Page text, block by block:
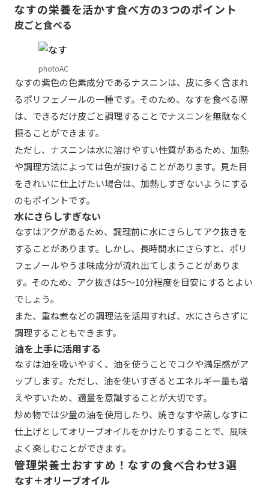
なすの栄養を活かす食べ方の3つのポイント
皮ごと食べる
photoAC
なすの紫色の色素成分であるナスニンは、皮に多く含まれ
るポリフェノールの一種です。そのため、なすを食べる際
は、できるだけ皮ごと調理することでナスニンを無駄なく
摂ることができます。
ただし、ナスニンは水に溶けやすい性質があるため、加熱
や調理方法によっては色が抜けることがあります。見た目
をきれいに仕上げたい場合は、加熱しすぎないようにする
のもポイントです。
水にさらしすぎない
なすはアクがあるため、調理前に水にさらしてアク抜きを
することがあります。しかし、長時間水にさらすと、ポリ
フェノールやうま味成分が流れ出てしまうことがありま
す。そのため、アク抜きは5〜10分程度を目安にするとよい
でしょう。
また、重ね煮などの調理法を活用すれば、水にさらさずに
調理することもできます。
油を上手に活用する
なすは油を吸いやすく、油を使うことでコクや満足感がア
ップします。ただし、油を使いすぎるとエネルギー量も増
えやすいため、適量を意識することが大切です。
炒め物では少量の油を使用したり、焼きなすや蒸しなすに
仕上げとしてオリーブオイルをかけたりすることで、風味
よく楽しむことができます。
管理栄養士おすすめ！なすの食べ合わせ3選
なす＋オリーブオイル